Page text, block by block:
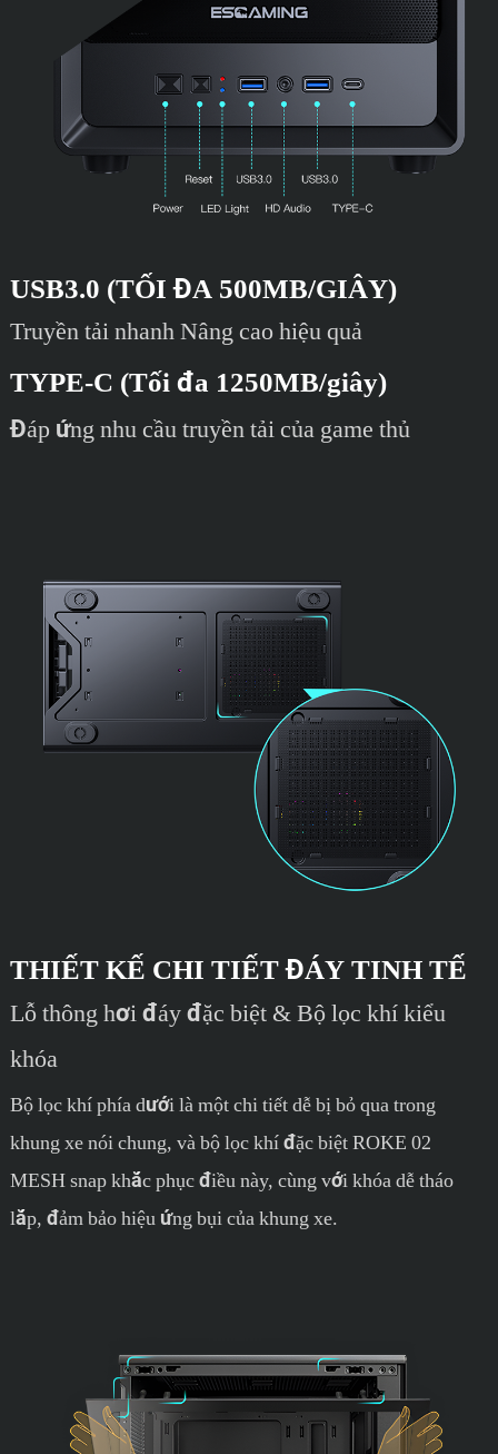
USB3.0 (TỐI ĐA 500MB/GIÂY)
Truyền tải nhanh Nâng cao hiệu quả
TYPE-C (Tối đa 1250MB/giây)
Đáp ứng nhu cầu truyền tải của game thủ
THIẾT KẾ CHI TIẾT ĐÁY TINH TẾ
Lỗ thông hơi đáy đặc biệt & Bộ lọc khí kiểu
khóa
Bộ lọc khí phía dưới là một chi tiết dễ bị bỏ qua trong
khung xe nói chung, và bộ lọc khí đặc biệt ROKE 02
MESH snap khắc phục điều này, cùng với khóa dễ tháo
lắp, đảm bảo hiệu ứng bụi của khung xe.